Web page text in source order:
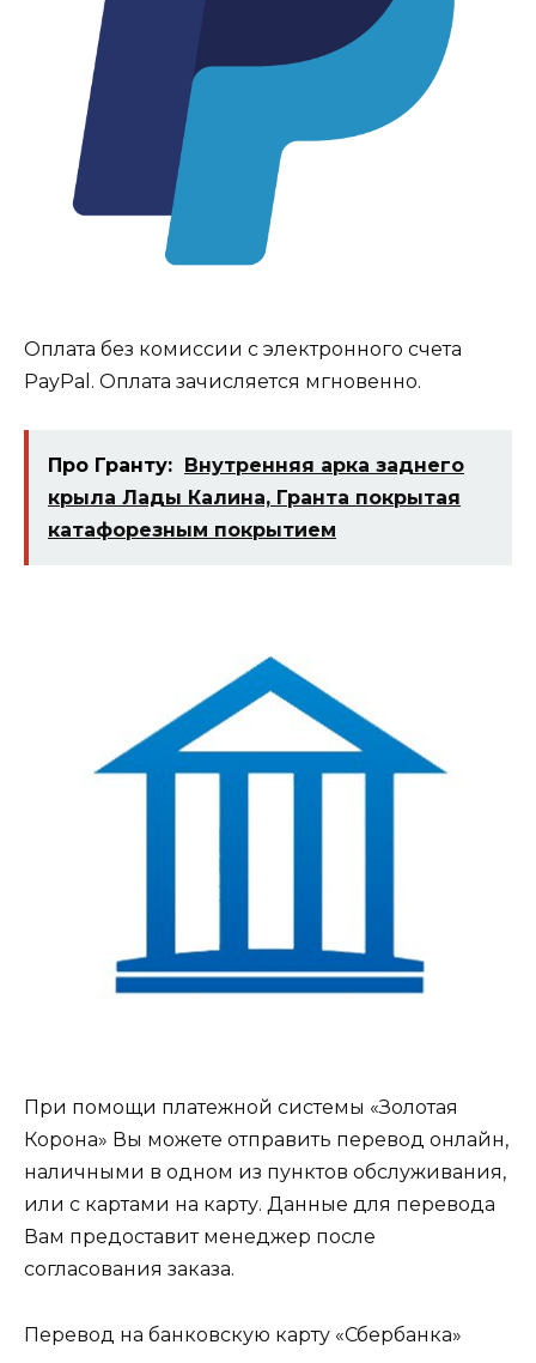
Оплата без комиссии с электронного счета
PayPal. Оплата зачисляется мгновенно.
Про Гранту: Внутренняя арка заднего
крыла Лады Калина, Гранта покрытая
катафорезным покрытием
При помощи платежной системы «Золотая
Корона» Вы можете отправить перевод онлайн,
наличными в одном из пунктов обслуживания,
или с картами на карту. Данные для перевода
Вам предоставит менеджер после
согласования заказа.
Перевод на банковскую карту «Сбербанка»